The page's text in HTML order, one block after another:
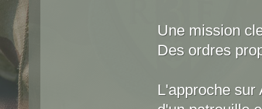
Une mission
Des ordres
L'approche sur